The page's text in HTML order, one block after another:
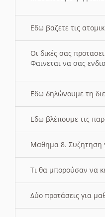
Εδω βαζετε τις
Οι δικές σας
Φαινεται να σας
Εδω δηλώνουμε τη
Εδω βλέπουμε τις
Μαθημα 8. Συζητηση
Τι θα μπορούσαν να
Δύο προτάσεις για